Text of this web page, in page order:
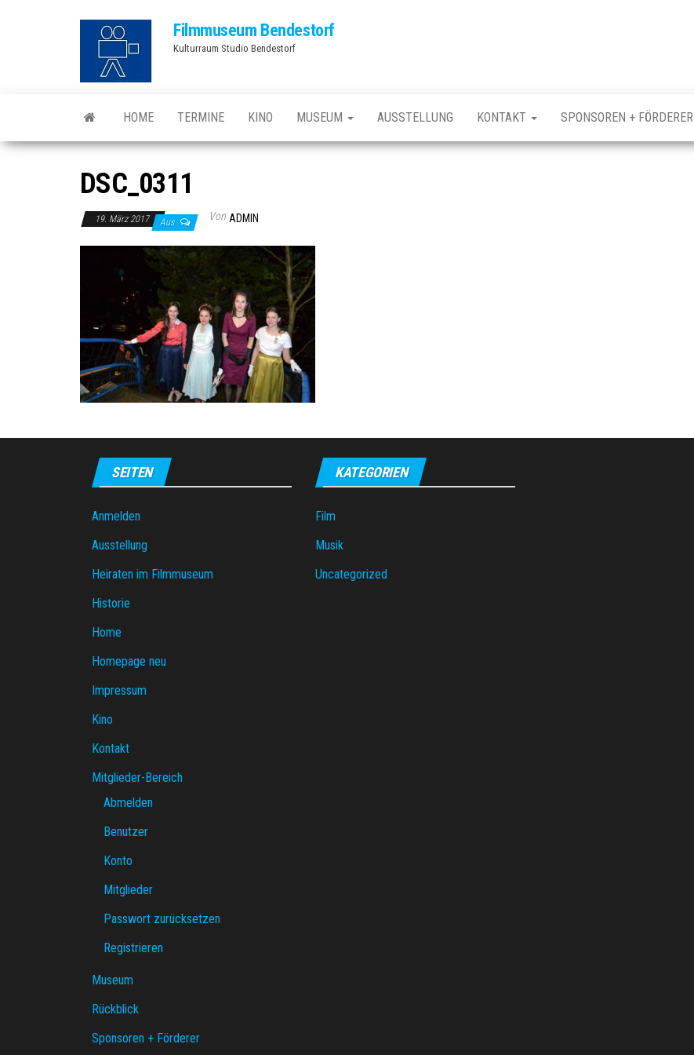
Filmmuseum Bendestorf
Kulturraum Studio Bendestorf
HOME TERMINE KINO MUSEUM AUSSTELLUNG KONTAKT SPONSOREN + FÖRDERER
DSC_0311
19. März 2017 Aus Von ADMIN
SEITEN
Anmelden
Ausstellung
Heiraten im Filmmuseum
Historie
Home
Homepage neu
Impressum
Kino
Kontakt
Mitglieder-Bereich
Abmelden
Benutzer
Konto
Mitglieder
Passwort zurücksetzen
Registrieren
Museum
Rückblick
Sponsoren + Förderer
KATEGORIEN
Film
Musik
Uncategorized